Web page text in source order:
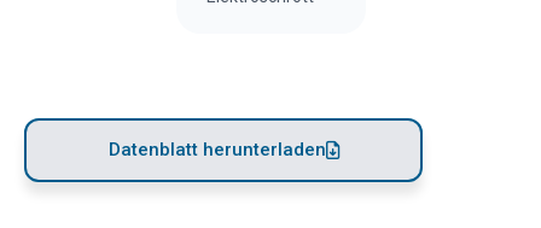
Datenblatt herunterladen